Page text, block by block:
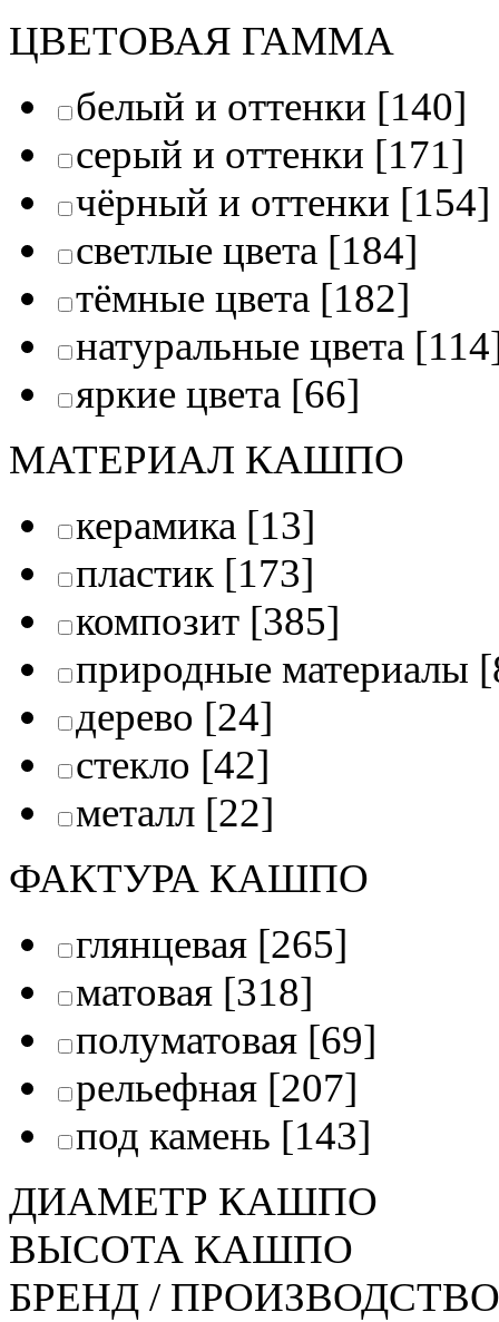
ЦВЕТОВАЯ ГАММА
белый и оттенки [140]
серый и оттенки [171]
чёрный и оттенки [154]
светлые цвета [184]
тёмные цвета [182]
натуральные цвета
яркие цвета [66]
МАТЕРИАЛ КАШПО
керамика [13]
пластик [173]
композит [385]
природные материалы
дерево [24]
стекло [42]
металл [22]
ФАКТУРА КАШПО
глянцевая [265]
матовая [318]
полуматовая [69]
рельефная [207]
под камень [143]
ДИАМЕТР КАШПО
ВЫСОТА КАШПО
БРЕНД / ПРОИЗВОДСТВО